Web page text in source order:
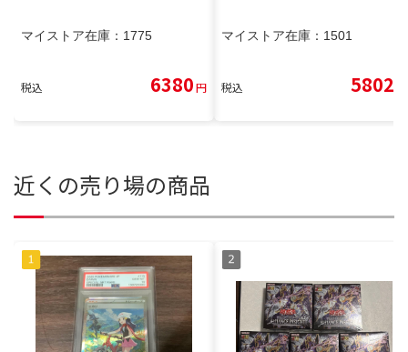
マイストア在庫： 1775
税込 6380円
マイストア在庫： 1501
税込 5802
近くの売り場の商品